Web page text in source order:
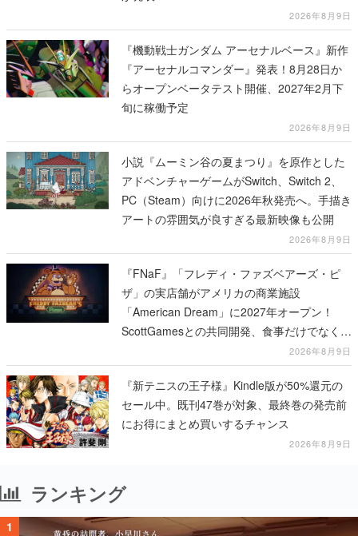
2026年8月9日
『機動戦士ガンダム アーセナルベース』新作
『アーセナルコマンダー』発表！8月28日か
らオープンベータテスト開催、2027年2月下
旬に稼働予定
2026年8月9日
小説『ムーミン谷の夏まつり』を原作とした
アドベンチャーゲームがSwitch、Switch 2、
PC（Steam）向けに2026年秋発売へ。手描き
アートの雰囲気が良すぎる最新映像も公開
2026年8月9日
『FNaF』「フレディ・ファズベアーズ・ピ
ザ」の実店舗がアメリカの商業施設
「American Dream」に2027年オープン！
ScottGamesとの共同開発、食事だけでなくス
テージショーや没入型のホラー体験も楽しめ
る
2026年8月9日
『新テニスの王子様』Kindle版が50%還元の
セール中。既刊47巻が対象、最終巻の発売前
にお得にまとめ買いするチャンス
2026年8月9日
ランキング
1